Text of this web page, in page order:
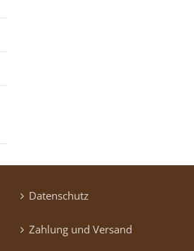
Datenschutz
Zahlung und Versand